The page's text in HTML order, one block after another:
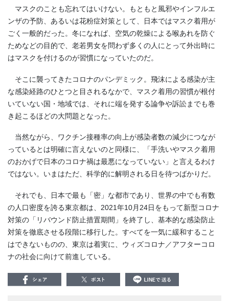
マスクのことも忘れてはいけない。もともと風邪やインフルエ
ンザの予防、あるいは花粉症対策として、日本ではマスク着用が
ごく一般的だった。冬になれば、空気の乾燥による喉あれを防ぐ
ためなどの目的で、老若男女を問わず多くの人にとって外出時に
はマスクを付けるのが習慣になっていたのだ。
そこに襲ってきたコロナのパンデミック。飛沫による感染が主
な感染経路のひとつと目されるなかで、マスク着用の習慣が根付
いていない国・地域では、それに端を発する論争や訴訟までも巻
き起こるほどの大問題となった。
当然ながら、ワクチン接種率の向上が感染者数の減少につなが
っているとは明確に言えないのと同様に、「手洗いやマスク着用
のおかげで日本のコロナ禍は最悪になっていない」と言えるわけ
ではない。いまはただ、科学的に解明される日を待つばかりだ。
それでも、日本で最も「密」な都市であり、世界の中でも有数
の人口密度を誇る東京都は、 2021年10月 24日をもって新型コロナ
対策の「リバウンド防止措置期間」を終了し、基本的な感染防止
対策を徹底させる段階に移行した。すべてを一気に緩和すること
はできないものの、東京は着実に、ウィズコロナ／アフターコロ
ナの社会に向けて前進している。